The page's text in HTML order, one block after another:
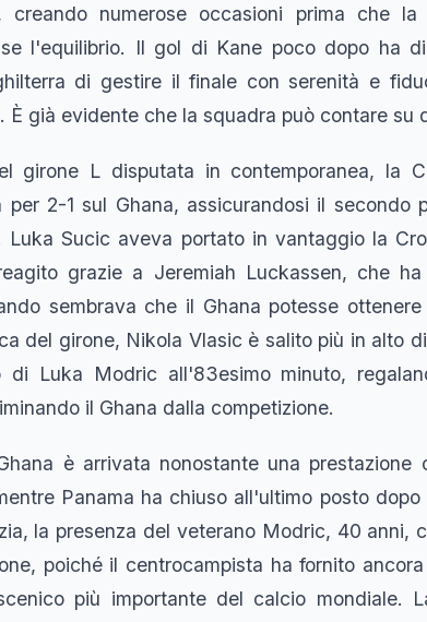
creando numerose occasioni prima che la
l'equilibrio. Il gol di Kane poco dopo ha
di gestire il finale con serenità e
È già evidente che la squadra può contare su
girone L disputata in contemporanea, la
per 2-1 sul Ghana, assicurandosi il secondo
Sucic aveva portato in vantaggio la
grazie a Jeremiah Luckassen, che
sembrava che il Ghana potesse
del girone, Nikola Vlasic è salito più in alto
di Luka Modric all'83esimo minuto,
il Ghana dalla competizione.
è arrivata nonostante una prestazione
Panama ha chiuso all'ultimo posto
la presenza del veterano Modric, 40 anni,
poiché il centrocampista ha fornito
più importante del calcio mondiale.